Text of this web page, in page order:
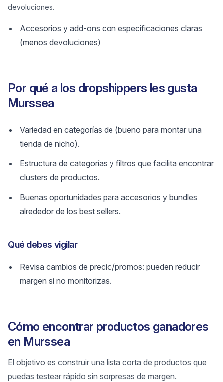
devoluciones.
Accesorios y add-ons con especificaciones claras
(menos devoluciones)
Por qué a los dropshippers les gusta
Murssea
Variedad en categorías de (bueno para montar una
tienda de nicho).
Estructura de categorías y filtros que facilita encontrar
clusters de productos.
Buenas oportunidades para accesorios y bundles
alrededor de los best sellers.
Qué debes vigilar
Revisa cambios de precio/promos: pueden reducir
margen si no monitorizas.
Cómo encontrar productos ganadores
en Murssea
El objetivo es construir una lista corta de productos que
puedas testear rápido sin sorpresas de margen.